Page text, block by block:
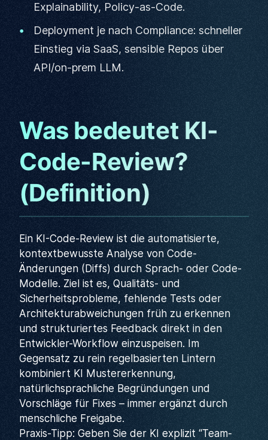
Explainability, Policy-as-Code.
Deployment je nach Compliance: schneller
Einstieg via SaaS, sensible Repos über
API/on‑prem LLM.
Was bedeutet KI-
Code-Review?
(Definition)
Ein KI-Code-Review ist die automatisierte,
kontextbewusste Analyse von Code-
Änderungen (Diffs) durch Sprach- oder Code-
Modelle. Ziel ist es, Qualitäts- und
Sicherheitsprobleme, fehlende Tests oder
Architekturabweichungen früh zu erkennen
und strukturiertes Feedback direkt in den
Entwickler-Workflow einzuspeisen. Im
Gegensatz zu rein regelbasierten Lintern
kombiniert KI Mustererkennung,
natürlichsprachliche Begründungen und
Vorschläge für Fixes – immer ergänzt durch
menschliche Freigabe.
Praxis-Tipp: Geben Sie der KI explizit “Team-